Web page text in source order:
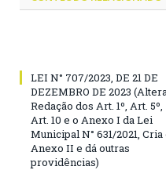
LEI N° 707/2023, DE 21 DE
DEZEMBRO DE 2023
Redação dos Art. 1º, Art. 5º,
Art. 10 e o Anexo I da Lei
Municipal N° 631/2021, Cria
Anexo II e dá outras
providências)